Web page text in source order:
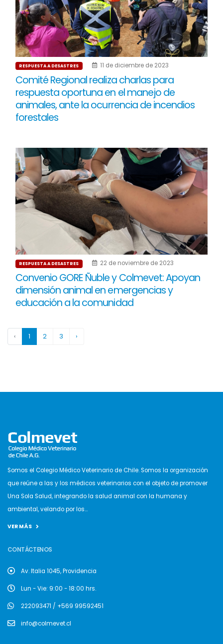
RESPUESTA A DESASTRES 11 de diciembre de 2023
Comité Regional realiza charlas para
respuesta oportuna en el manejo de
animales, ante la ocurrencia de incendios
forestales
RESPUESTA A DESASTRES 22 de noviembre de 2023
Convenio GORE Ñuble y Colmevet: Apoyan
dimensión animal en emergencias y
educación a la comunidad
‹ 1 2 3 ›
Somos el Colegio Médico Veterinario de Chile. Somos la organización
que reúne a las y los médicos veterinarios con el objeto de promover
Una Sola Salud, integrando la salud animal con la humana y
ambiental, velando por los...
VER MÁS
CONTÁCTENOS
Av. Italia 1045, Providencia
Lun - Vie: 9:00 - 18:00 hrs.
222093471 / +569 99592451
info@colmevet.cl